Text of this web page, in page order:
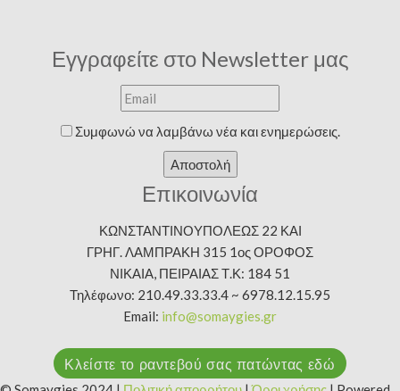
Εγγραφείτε στο Newsletter μας
Συμφωνώ να λαμβάνω νέα και ενημερώσεις.
Αποστολή
Επικοινωνία
ΚΩΝΣΤΑΝΤΙΝΟΥΠΟΛΕΩΣ 22 ΚΑΙ
ΓΡΗΓ. ΛΑΜΠΡΑΚΗ 315 1ος ΟΡΟΦΟΣ
ΝΙΚΑΙΑ, ΠΕΙΡΑΙΑΣ Τ.Κ: 184 51
Τηλέφωνο: 210.49.33.33.4 ~ 6978.12.15.95
Email: info@somaygies.gr
Κλείστε το ραντεβού σας πατώντας εδώ